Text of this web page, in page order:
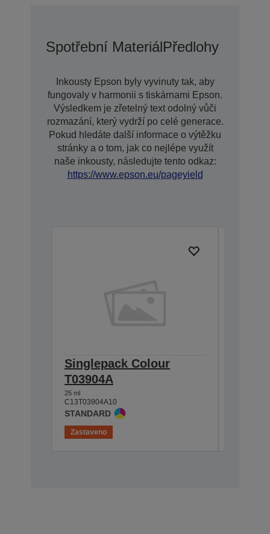
Spotřební MateriálPředlohy
Inkousty Epson byly vyvinuty tak, aby
fungovaly v harmonii s tiskárnami Epson.
Výsledkem je zřetelný text odolný vůči
rozmazání, který vydrží po celé generace.
Pokud hledáte další informace o výtěžku
stránky a o tom, jak co nejlépe využít
naše inkousty, následujte tento odkaz:
https://www.epson.eu/pageyield
Singlepack Colour
T03904A
25 ml
C13T03904A10
STANDARD
Zastaveno